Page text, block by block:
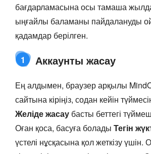
бағдарламасына осы тамаша
ыңғайлы баламаны пайдалануды
қадамдар берілген.
1 Аккаунты жасау
Ең алдымен, браузер арқылы
сайтына кіріңіз, содан кейін
Желіде жасау басты беттегі
Оған қоса, басуға болады Тегін
үстелі нұсқасына қол жеткізу үшін.